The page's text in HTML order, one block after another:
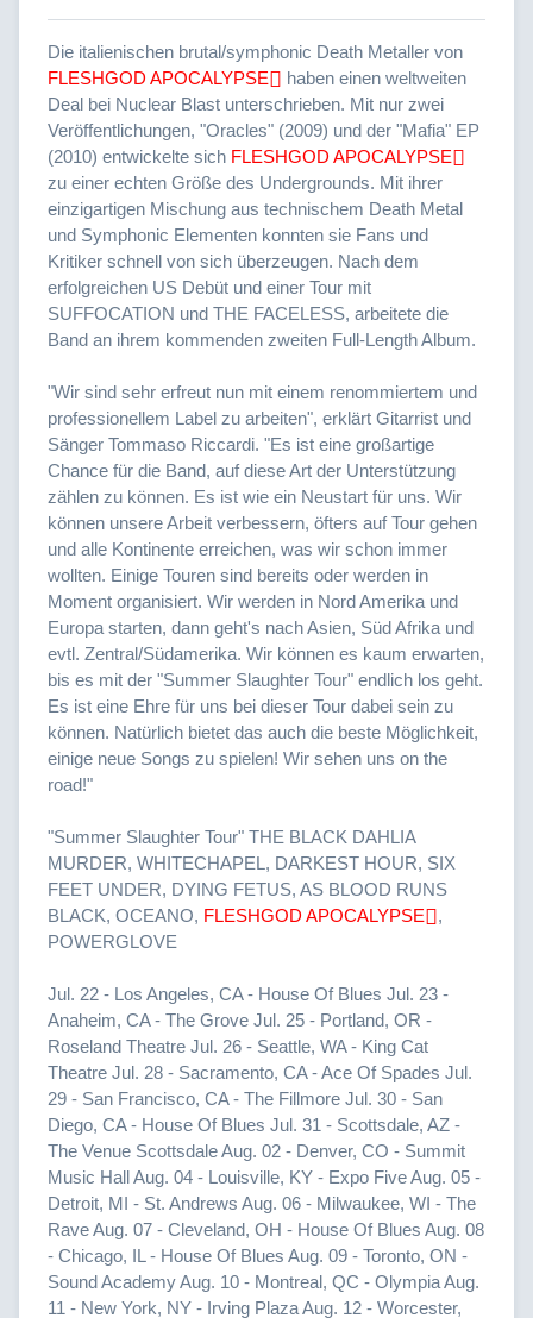
Die italienischen brutal/symphonic Death Metaller von
FLESHGOD APOCALYPSE
haben einen weltweiten
Deal bei Nuclear Blast unterschrieben. Mit nur zwei
Veröffentlichungen, "Oracles" (2009) und der "Mafia" EP
(2010) entwickelte sich FLESHGOD APOCALYPSE
zu einer echten Größe des Undergrounds. Mit ihrer
einzigartigen Mischung aus technischem Death Metal
und Symphonic Elementen konnten sie Fans und
Kritiker schnell von sich überzeugen. Nach dem
erfolgreichen US Debüt und einer Tour mit
SUFFOCATION und THE FACELESS, arbeitete die
Band an ihrem kommenden zweiten Full-Length Album.
"Wir sind sehr erfreut nun mit einem renommiertem und
professionellem Label zu arbeiten", erklärt Gitarrist und
Sänger Tommaso Riccardi. "Es ist eine großartige
Chance für die Band, auf diese Art der Unterstützung
zählen zu können. Es ist wie ein Neustart für uns. Wir
können unsere Arbeit verbessern, öfters auf Tour gehen
und alle Kontinente erreichen, was wir schon immer
wollten. Einige Touren sind bereits oder werden in
Moment organisiert. Wir werden in Nord Amerika und
Europa starten, dann geht's nach Asien, Süd Afrika und
evtl. Zentral/Südamerika. Wir können es kaum erwarten,
bis es mit der "Summer Slaughter Tour" endlich los geht.
Es ist eine Ehre für uns bei dieser Tour dabei sein zu
können. Natürlich bietet das auch die beste Möglichkeit,
einige neue Songs zu spielen! Wir sehen uns on the
road!"
"Summer Slaughter Tour" THE BLACK DAHLIA
MURDER, WHITECHAPEL, DARKEST HOUR, SIX
FEET UNDER, DYING FETUS, AS BLOOD RUNS
BLACK, OCEANO, FLESHGOD APOCALYPSE
,
POWERGLOVE
Jul. 22 - Los Angeles, CA - House Of Blues Jul. 23 -
Anaheim, CA - The Grove Jul. 25 - Portland, OR -
Roseland Theatre Jul. 26 - Seattle, WA - King Cat
Theatre Jul. 28 - Sacramento, CA - Ace Of Spades Jul.
29 - San Francisco, CA - The Fillmore Jul. 30 - San
Diego, CA - House Of Blues Jul. 31 - Scottsdale, AZ -
The Venue Scottsdale Aug. 02 - Denver, CO - Summit
Music Hall Aug. 04 - Louisville, KY - Expo Five Aug. 05 -
Detroit, MI - St. Andrews Aug. 06 - Milwaukee, WI - The
Rave Aug. 07 - Cleveland, OH - House Of Blues Aug. 08
- Chicago, IL - House Of Blues Aug. 09 - Toronto, ON -
Sound Academy Aug. 10 - Montreal, QC - Olympia Aug.
11 - New York, NY - Irving Plaza Aug. 12 - Worcester,